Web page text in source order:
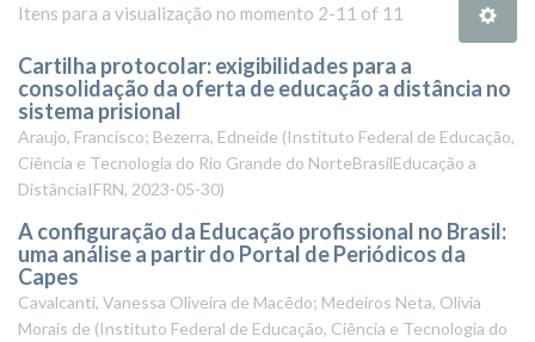
Itens para a visualização no momento 2-11 of 11
Cartilha protocolar: exigibilidades para a
consolidação da oferta de educação a distância no
sistema prisional
Araujo, Francisco; Bezerra, Edneide (Instituto Federal de Educação,
Ciência e Tecnologia do Rio Grande do NorteBrasilEducação a
DistânciaIFRN, 2023-05-30)
A configuração da Educação profissional no Brasil:
uma análise a partir do Portal de Periódicos da
Capes
Cavalcanti, Vanessa Oliveira de Macêdo; Medeiros Neta, Olivia
Morais de (Instituto Federal de Educação, Ciência e Tecnologia do